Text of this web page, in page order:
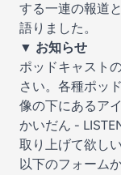
する一連の報道
語りました。
▼ お知らせ
ポッドキャスト
さい。各種ポッ
像の下にあるア
かいだん -
取り上げて欲し
以下のフォーム